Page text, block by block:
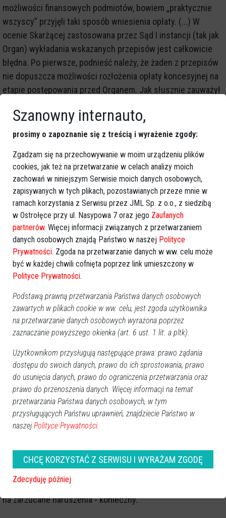
możliwości finansowych podmiotów, bowiem „praktycznie
wszyscy” przyjęli taki sposób wniesienia opłaty. (...) W
ocenie Skarżącej zastosowana przez Sąd I instancji (tak jak
Organ) wykładania wskazanych przepisów jest całkowicie
błędna. Po pierwsze, podnieść należy, że żaden z przepisów
nie dopuszcza możliwości rozłożenia opłaty koncesyjnej na
etapie postępowania przed Organem. Jak słusznie zauważył
podmiotowego, czyli decyzji koncesyjnej. Z tego płynie zaś
kolejny wniosek, że opłata ta, mająca charakter podatku,
Ordynacja podatkowa, który nie ma zastosowania w
postępowaniu koncesyjnym. (...)
Drugą zatem przesłanką pozostaje ważny interes podatnika.
Skoro mamy do czynienia z opłatą, czyli wartością pieniężną,
na interes podatnika bez wątpienia składać się będzie
możliwość poniesienia tejże opłaty przez podatnika -
koncesjonariusza. Wyciągnąć można wobec tego wniosek,
że rozłożenie przez Organ opłaty koncesyjnej na raty
stanowi potwierdzenie zarzutów Skarżącej, że
koncesjonariusze wyłonieni w postępowaniu nie byli w
stanie ponieść ciężaru finansowego związanego z
uzyskaniem koncesji, w tym uiszczenia opłaty koncesyjnej,
skoro uzyskali decyzje o rozłożeniu opłaty koncesyjnej na
raty.
Skarżąca obok innych wniosków zgłoszonych na wstępie
niniejszej skargi kasacyjnej, wnosi również o wstrzymanie
wykonania w całości Decyzji I oraz Decyzji II. Niniejszy
wniosek jest zasadny z uwagi na fakt, że wykonanie obu
Decyzji spowoduje trudne do odwrócenia skutki, tak prawne
Z powyższych zatem względów wniosek o wstrzymanie
wykonania uznać należy za w pełni uzasadniony oraz z uwagi
na zarzucane naruszenia - konieczny.
Szanowny internauto,
prosimy o zapoznanie się z treścią i wyrażenie zgody:
Zgadzam się na przechowywanie w moim urządzeniu plików
cookies, jak też na przetwarzanie w celach analizy moich
zachowań w niniejszym Serwisie moich danych osobowych,
zapisywanych w tych plikach, pozostawianych przeze mnie w
ramach korzystania z Serwisu przez JML Sp. z o.o., z siedzibą
w Ostrołęce przy ul. Nasypowa 7 oraz jego Zaufanych
partnerów. Więcej informacji związanych z przetwarzaniem
danych osobowych znajdą Państwo w naszej Polityce
Prywatności. Zgoda na przetwarzanie danych w ww. celu może
być w każdej chwili cofnięta poprzez link umieszczony w
Polityce Prywatności.
Podstawą prawną przetwarzania Państwa danych osobowych
zawartych w plikach cookie w ww. celu, jest zgoda użytkownika
na przetwarzanie danych osobowych wyrażona poprzez
zaznaczanie powyższego okienka (art. 6 ust. 1 lit. a pltk).
Użytkownikom przysługują następujące prawa: prawo żądania
dostępu do swoich danych, prawo do ich sprostowania, prawo
do usunięcia danych, prawo do ograniczenia przetwarzania oraz
prawo do przenoszenia danych. Więcej informacji na temat
przetwarzania Państwa danych osobowych, w tym
przysługujących Państwu uprawnień, znajdziecie Państwo w
naszej Polityce Prywatności.
CHCĘ KORZYSTAĆ Z SERWISU I WYRAŻAM ZGODĘ
Zdecyduję później